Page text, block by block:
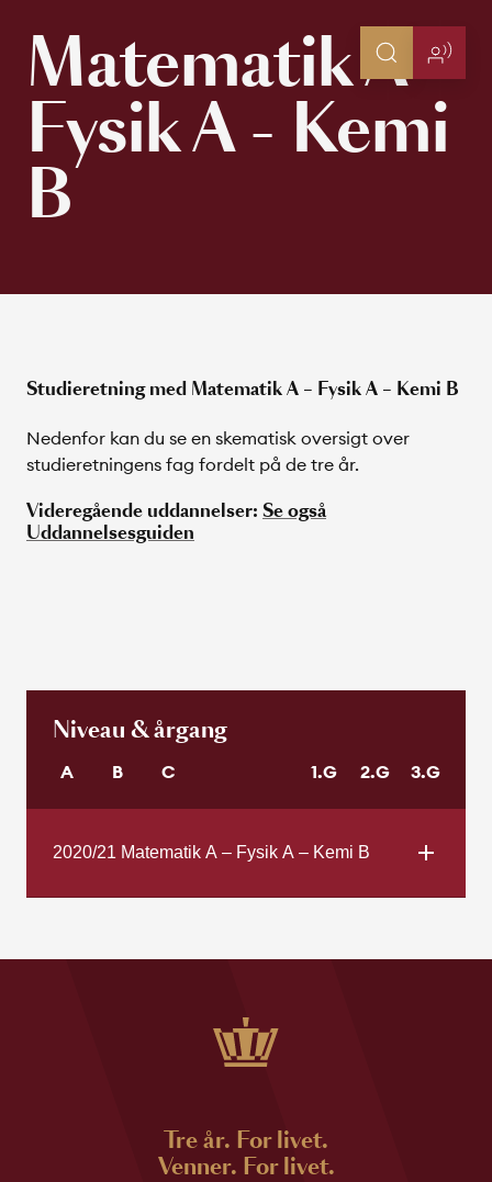
Matematik A -
Fysik A - Kemi
B
Studieretning med Matematik A – Fysik A – Kemi B
Nedenfor kan du se en skematisk oversigt over
studieretningens fag fordelt på de tre år.
Videregående uddannelser: Se også
Uddannelsesguiden
Niveau & årgang
A B C 1.G 2.G 3.G
2020/21 Matematik A – Fysik A – Kemi B
Tre år. For livet.
Venner. For livet.